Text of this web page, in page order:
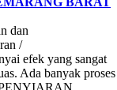
dan
/
efek yang sangat
Ada banyak proses
PENYIARAN